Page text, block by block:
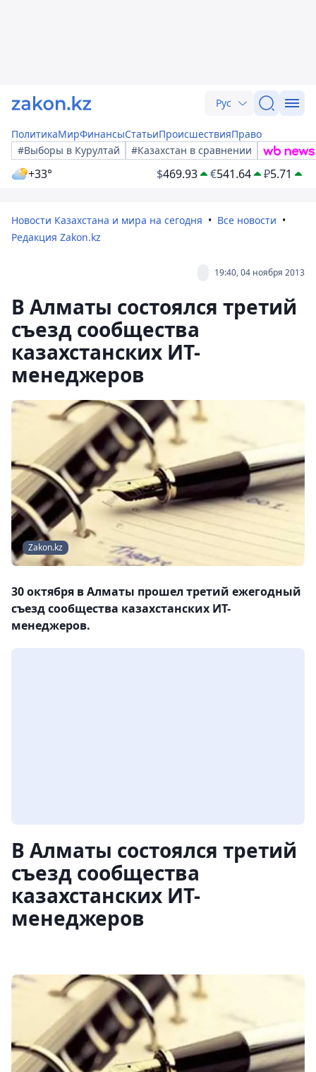
Рус
ПолитикаМирФинансыСтатьиПроисшествияПраво
#Выборы в Курултай
#Казахстан в сравнении
+33° $469.93 €541.64 ₽5.71
Новости Казахстана и мира на сегодня
Все новости
Редакция Zakon.kz
19:40, 04 ноября 2013
В Алматы состоялся третий
съезд сообщества
казахстанских ИТ-
менеджеров
Zakon.kz
30 октября в Алматы прошел третий ежегодный
съезд сообщества казахстанских ИТ-
менеджеров.
В Алматы состоялся третий
съезд сообщества
казахстанских ИТ-
менеджеров